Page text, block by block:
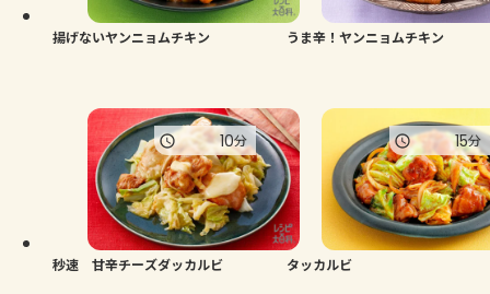
揚げないヤンニョムチキン うま辛！ヤンニョムチキン
秒速 甘辛チーズダッカルビ
10分
タッカルビ
15分